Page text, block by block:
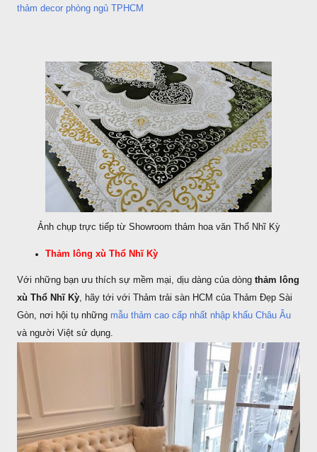
thảm decor phòng ngủ TPHCM
Ảnh chụp trực tiếp từ Showroom thảm hoa văn Thổ Nhĩ Kỳ
Thảm lông xù Thổ Nhĩ Kỳ
Với những bạn ưu thích sự mềm mại, dịu dàng của dòng thảm lông
xù Thổ Nhĩ Kỳ, hãy tới với Thảm trải sàn HCM của Thảm Đẹp Sài
Gòn, nơi hội tụ những mẫu thảm cao cấp nhất nhập khẩu Châu Âu
và người Việt sử dụng.